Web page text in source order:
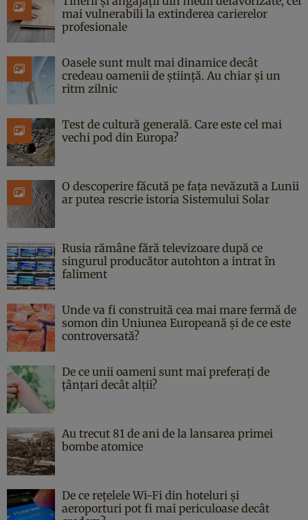
mai vulnerabili la extinderea carierelor
profesionale
Oasele sunt mult mai dinamice decât
credeau oamenii de știință. Au chiar și un
ritm zilnic
Test de cultură generală. Care este cel mai
vechi pod din Europa?
O descoperire făcută pe fața nevăzută a Lunii
ar putea rescrie istoria Sistemului Solar
Rusia rămâne fără televizoare după ce
singurul producător autohton a intrat în
faliment
Unde va fi construită cea mai mare fermă de
somon din Uniunea Europeană și de ce este
controversată?
De ce unii oameni sunt mai preferați de
țânțari decât alții?
Au trecut 81 de ani de la lansarea primei
bombe atomice
De ce rețelele Wi-Fi din hoteluri și
aeroporturi pot fi mai periculoase decât